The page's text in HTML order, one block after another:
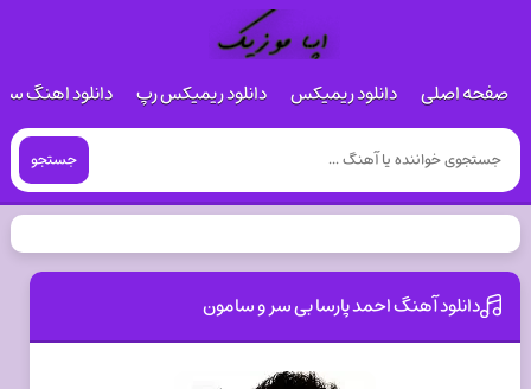
صفحه اصلی دانلود ریمیکس دانلود ریمیکس رپ دانلود اهنگ
جستجو
دانلود آهنگ احمد پارسا بی سر و سامون